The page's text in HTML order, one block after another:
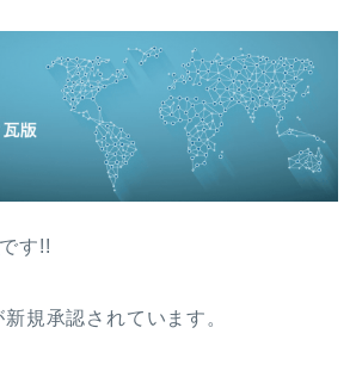
です!!
規承認されています。